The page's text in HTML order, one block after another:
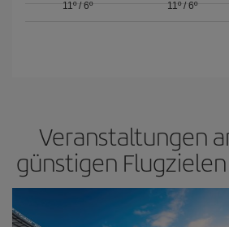
11º/ 6º
11º/ 6º
Veranstaltungen
günstigen